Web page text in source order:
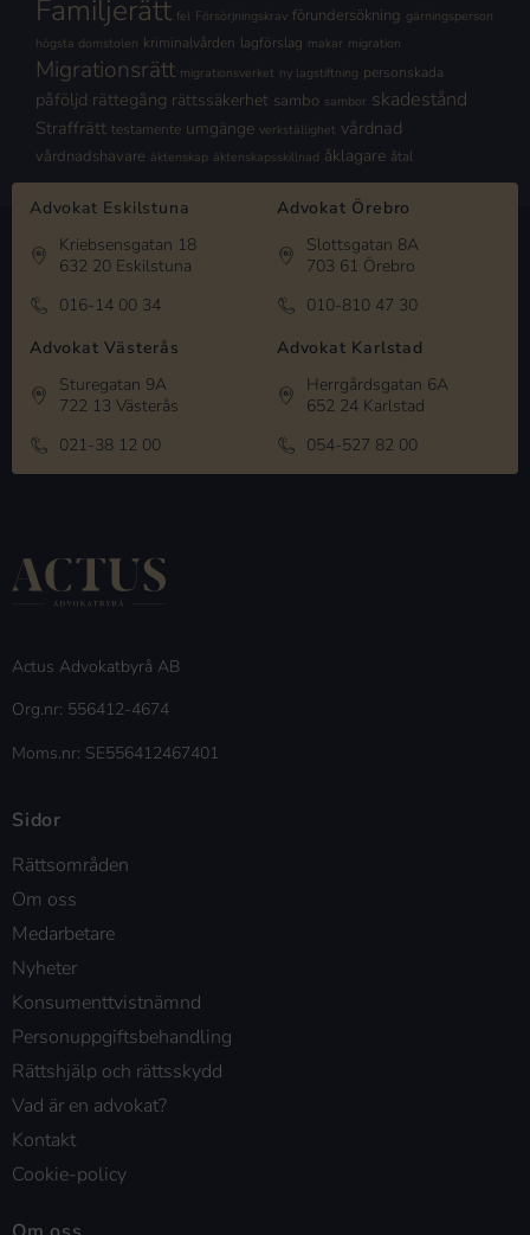
Familjerätt fel Försörjningskrav förundersökning gärningsperson
högsta domstolen kriminalvården lagförslag makar migration
Migrationsrätt migrationsverket ny lagstiftning personskada
påföljd rättegång rättssäkerhet sambo sambor skadestånd
Straffrätt testamente umgänge verkställighet vårdnad
vårdnadshavare äktenskap äktenskapsskillnad åklagare åtal
Advokat Eskilstuna
Kriebsensgatan 18
632 20 Eskilstuna
016-14 00 34
Advokat Örebro
Slottsgatan 8A
703 61 Örebro
010-810 47 30
Advokat Västerås
Sturegatan 9A
722 13 Västerås
021-38 12 00
Advokat Karlstad
Herrgårdsgatan 6A
652 24 Karlstad
054-527 82 00
Actus Advokatbyrå AB
Org.nr: 556412-4674
Moms.nr: SE556412467401
Sidor
Rättsområden
Om oss
Medarbetare
Nyheter
Konsumenttvistnämnd
Personuppgiftsbehandling
Rättshjälp och rättsskydd
Vad är en advokat?
Kontakt
Cookie-policy